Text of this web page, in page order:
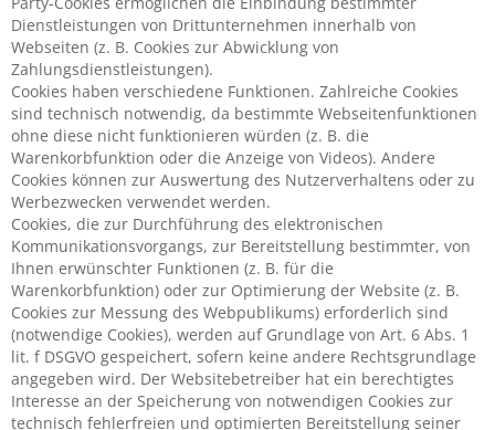
Dienstleistungen von Drittunternehmen innerhalb von
Webseiten (z. B. Cookies zur Abwicklung von
Zahlungsdienstleistungen).
Cookies haben verschiedene Funktionen. Zahlreiche Cookies
sind technisch notwendig, da bestimmte Webseitenfunktionen
ohne diese nicht funktionieren würden (z. B. die
Warenkorbfunktion oder die Anzeige von Videos). Andere
Cookies können zur Auswertung des Nutzerverhaltens oder zu
Werbezwecken verwendet werden.
Cookies, die zur Durchführung des elektronischen
Kommunikationsvorgangs, zur Bereitstellung bestimmter, von
Ihnen erwünschter Funktionen (z. B. für die
Warenkorbfunktion) oder zur Optimierung der Website (z. B.
Cookies zur Messung des Webpublikums) erforderlich sind
(notwendige Cookies), werden auf Grundlage von Art. 6 Abs. 1
lit. f DSGVO gespeichert, sofern keine andere Rechtsgrundlage
angegeben wird. Der Websitebetreiber hat ein berechtigtes
Interesse an der Speicherung von notwendigen Cookies zur
technisch fehlerfreien und optimierten Bereitstellung seiner